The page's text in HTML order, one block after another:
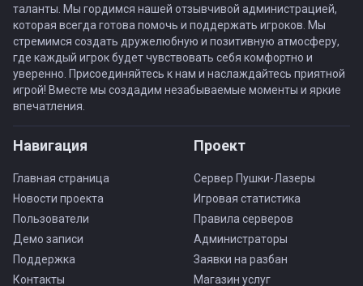
таланты. Мы гордимся нашей отзывчивой администрацией,
которая всегда готова помочь и поддержать игроков. Мы
стремимся создать дружелюбную и позитивную атмосферу,
где каждый игрок будет чувствовать себя комфортно и
уверенно. Присоединяйтесь к нам и наслаждайтесь приятной
игрой! Вместе мы создадим незабываемые моменты и яркие
впечатления.
Навигация
Главная страница
Новости проекта
Пользователи
Демо записи
Поддержка
Контакты
Проект
Сервер Пушки-Лазеры
Игровая статистика
Правила серверов
Администраторы
Заявки на разбан
Магазин услуг